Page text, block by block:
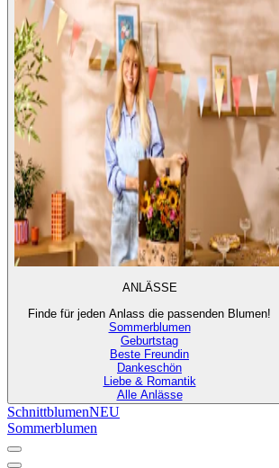
ANLÄSSE
Finde für jeden Anlass die passenden Blumen!
Sommerblumen
Geburtstag
Beste Freundin
Dankeschön
Liebe & Romantik
Alle Anlässe
SchnittblumenNEU
Sommerblumen